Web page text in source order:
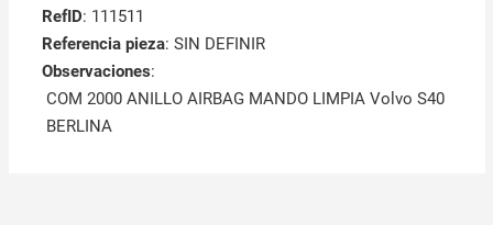
RefID: 111511
Referencia pieza: SIN DEFINIR
Observaciones:
COM 2000 ANILLO AIRBAG MANDO LIMPIA Volvo S40
BERLINA